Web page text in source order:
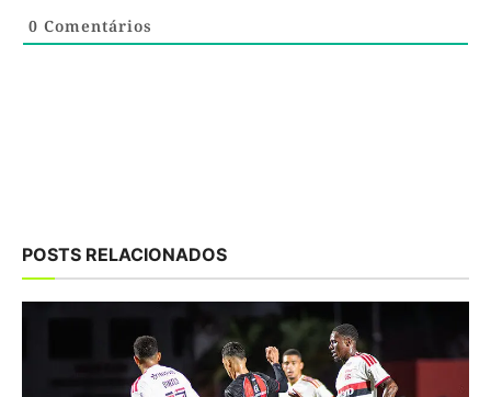
0 Comentários
POSTS RELACIONADOS